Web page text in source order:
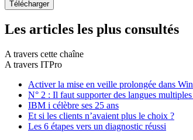
Les articles les plus consultés
A travers cette chaîne
A travers ITPro
Activer la mise en veille prolongée dans
N° 2 : Il faut supporter des langues
IBM i célèbre ses 25 ans
Et si les clients n’avaient plus le choix ?
Les 6 étapes vers un diagnostic réussi